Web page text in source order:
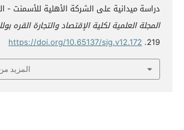
دراسة ميدانية على الشركة الأهلية للأسمنت -
المجلة العلمية لكلية الإقتصاد والتجارة القره
219.
https://doi.org/10.65137/sjg.v12.172
المزيد